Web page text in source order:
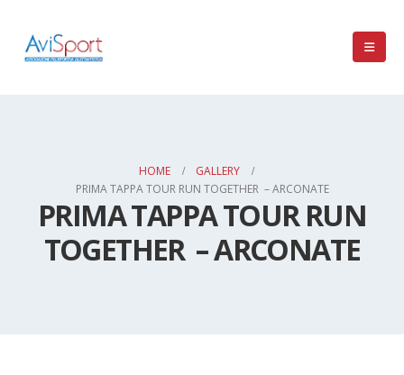
HOME
GALLERY
PRIMA TAPPA TOUR RUN TOGETHER – ARCONATE
PRIMA TAPPA TOUR RUN
TOGETHER – ARCONATE